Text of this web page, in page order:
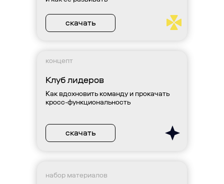
концепт
Клуб лидеров
Как вдохновить команду и прокачать
кросс-функциональность
скачать
скачать
набор материалов